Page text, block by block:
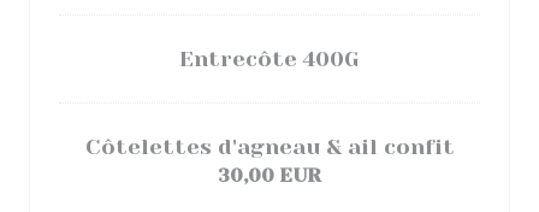
Entrecôte 400G
Côtelettes d'agneau & ail confit
30,00 EUR